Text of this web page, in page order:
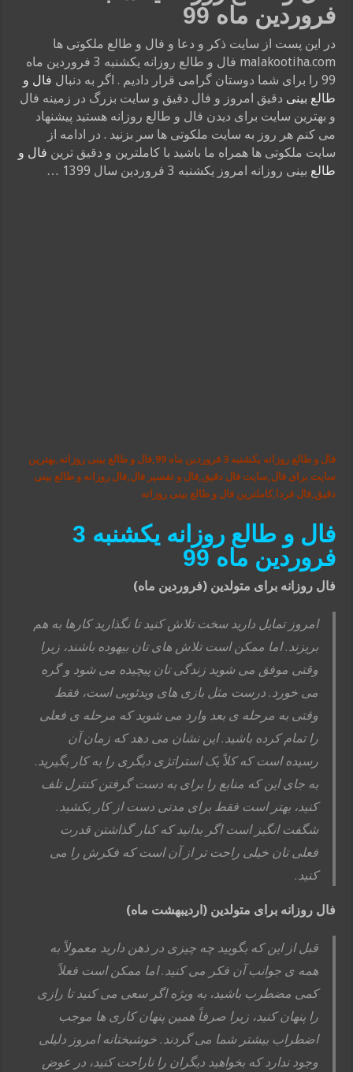
فروردین ماه 99
در این پست از سایت ذکر و دعا و فال و طالع ملکوتی ها
malakootiha.com فال و طالع روزانه یکشنبه 3 فروردین ماه
99 را برای شما دوستان گرامی قرار دادیم . اگر به دنبال
فال و
طالع بینی دقیق امروز و فال دقیق و سایت بزرگ در زمینه فال
و بهترین سایت برای دیدن فال و طالع روزانه هستید پیشنهاد
می کنم هر روز به سایت ملکوتی ها سر بزنید . در ادامه از
سایت ملکوتی ها همراه ما باشید با کاملترین و دقیق ترین فال و
طالع بینی روزانه امروز یکشنبه 3 فروردین سال 1399 …
فال و طالع روزانه یکشنبه 3 فروردین ماه 99,فال و طالع بینی روزانه,بهترین
سایت برای فال,سایت فال دقیق,فال و تفسیر فال,فال روزانه و طالع بینی
دقیق,فال فردا,کاملترین فال و طالع بینی روزانه
فال و طالع روزانه یکشنبه 3
فروردین ماه 99
فال روزانه برای متولدین (فروردین ماه)
امروز تمایل دارید سخت تلاش کنید تا نگذارید کارها به هم
بریزند. اما ممکن است تلاش های تان بیهوده باشند، زیرا
وقتی موفق می شوید زندگی تان پیچیده می شود و گره
می خورد. درست مثل بازی های ویدئویی است، فقط
وقتی به مرحله ی بعد وارد می شوید که مرحله ی فعلی
را تمام کرده باشید. این نشان می دهد که زمان آن
رسیده است که کلاً یک استراتژی دیگری را به کار بگیرید.
به جای این که منابع را برای به دست گرفتن کنترل تلف
کنید، بهتر است فقط برای مدتی دست از کار بکشید.
شگفت انگیز است اگر بدانید که کنار گذاشتن قدرت
فعلی تان خیلی راحت تر از آن است که فکرش را می
کنید.
فال روزانه برای متولدین (اردیبهشت ماه)
قبل از این که بگویید چه چیزی در ذهن دارید معمولاً به
همه ی جوانب آن فکر می کنید. اما ممکن است فعلاً
کمی مضطرب باشید، به ویژه اگر سعی می کنید تا رازی
را پنهان کنید، زیرا صرفاً همین پنهان کاری ها موجب
اضطراب بیشتر شما می گردند. خوشبختانه امروز دلیلی
وجود ندارد که بخواهید دیگران را ناراحت کنید، در عوض